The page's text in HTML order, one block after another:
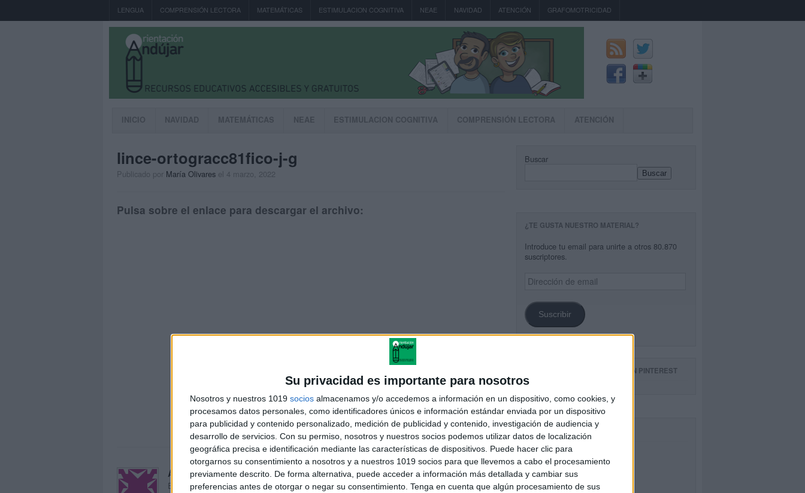
Su privacidad es importante para nosotros
Nosotros y nuestros 1019 socios almacenamos y/o accedemos a información en un dispositivo, como cookies, y
procesamos datos personales, como identificadores únicos e información estándar enviada por un dispositivo
para publicidad y contenido personalizado, medición de publicidad y contenido, investigación de audiencia y
desarrollo de servicios. Con su permiso, nosotros y nuestros socios podemos utilizar datos de localización
geográfica precisa e identificación mediante las características de dispositivos. Puede hacer clic para
otorgarnos su consentimiento a nosotros y a nuestros 1019 socios para que llevemos a cabo el procesamiento
previamente descrito. De forma alternativa, puede acceder a información más detallada y cambiar sus
preferencias antes de otorgar o negar su consentimiento. Tenga en cuenta que algún procesamiento de sus
LENGUA COMPRENSIÓN LECTORA MATEMÁTICAS ESTIMULACION COGNITIVA NEAE NAVIDAD ATENCIÓN GRAFOMOTRICIDAD
INICIO NAVIDAD MATEMÁTICAS NEAE ESTIMULACION COGNITIVA COMPRENSIÓN LECTORA ATENCIÓN
lince-ortogracc81fico-j-g
Publicado por María Olivares el 4 marzo, 2022
Pulsa sobre el enlace para descargar el archivo:
lince-ortogracc81fico-j-g
Acerca de María Olivares
El autor no ha proporcionado ninguna información.
Buscar
Buscar
¿TE GUSTA NUESTRO MATERIAL?
Introduce tu email para unirte a otros 80.870
suscriptores.
Dirección
de
Suscribir
SIGUE NUESTROS TABLEROS EN PINTEREST